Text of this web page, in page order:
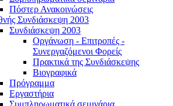
Πόστερ Ανακοινώσεις
Συνδιάσκεψη 2003
Συνδιάσκεψη 2003
Οργάνωση - Επιτροπές -
Συνεργαζόμενοι Φορείς
Πρακτικά της Συνδιάσκεψης
Βιογραφικά
Πρόγραμμα
Εργαστήρια
Συμπληρωματικά σεμινάρια